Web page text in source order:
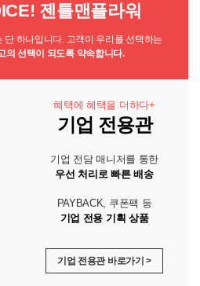
젠틀맨플라워
단 하나입니다. 고객이 우리를 선택하는
의 선택이 되도록 약속합니다.
혜택에 혜택을 더하다+
기업 전용관
기업 전담 매니저를 통한
우선 처리로 빠른 배송
PAYBACK, 쿠폰팩 등
기업 전용 기획 상품
기업 전용관 바로가기 >